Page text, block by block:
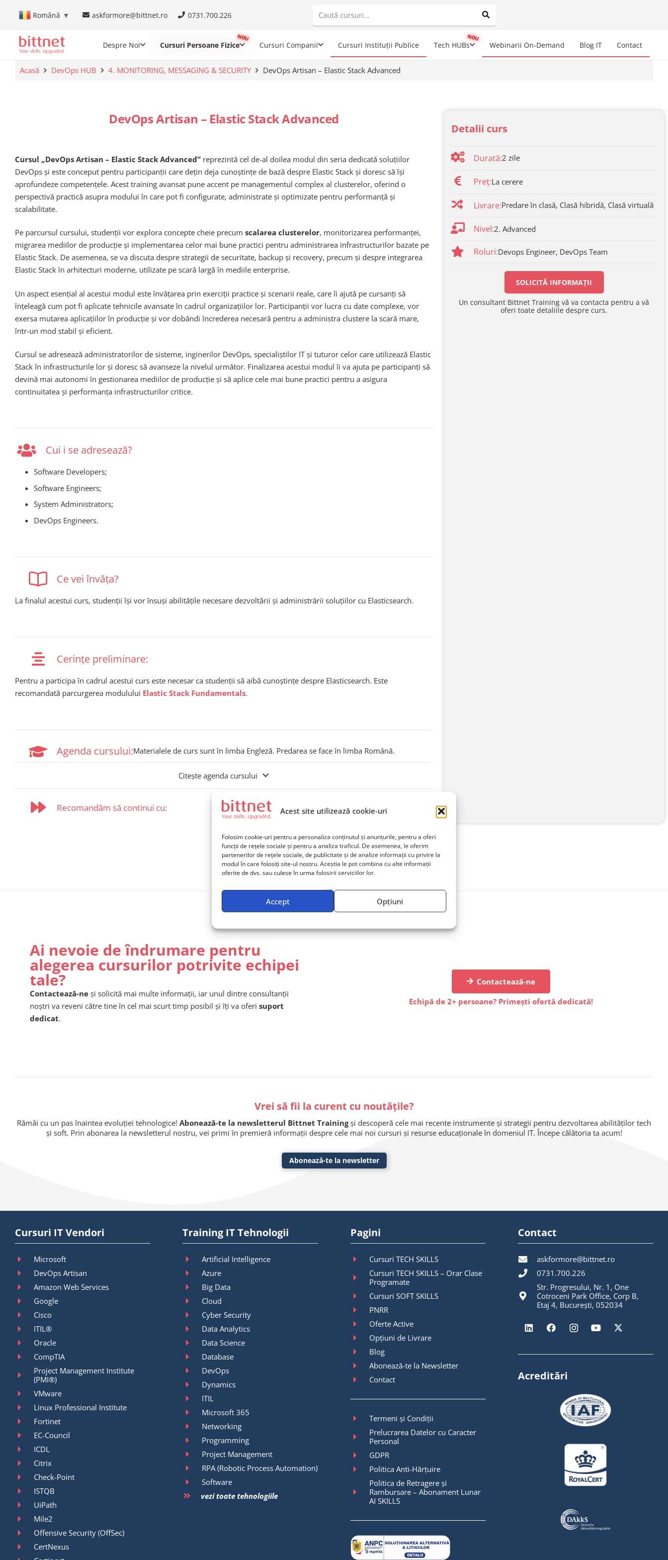
Acest site utilizează cookie-uri
Folosim cookie-uri pentru a personaliza conținutul și anunțurile, pentru a oferi
funcții de rețele sociale și pentru a analiza traficul. De asemenea, le oferim
partenerilor de rețele sociale, de publicitate și de analize informații cu privire la
modul în care folosiți site-ul nostru. Aceștia le pot combina cu alte informații
oferite de dvs. sau culese în urma folosirii serviciilor lor.
Accept Opțiuni
Română ▼ askformore@bittnet.ro 0731.700.226
When autocomplete results are available use up and down arrows to
Despre Noi Cursuri Persoane Fizice Cursuri Companii Cursuri Instituții Publice Tech HUBs Webinarii On-Demand Blog IT Contact
Acasă DevOps HUB 4. MONITORING, MESSAGING & SECURITY DevOps Artisan – Elastic Stack Advanced
DevOps Artisan – Elastic Stack Advanced
Cursul „DevOps Artisan – Elastic Stack Advanced” reprezintă cel de-al doilea modul din seria dedicată soluțiilor
DevOps și este conceput pentru participanții care dețin deja cunoștințe de bază despre Elastic Stack și doresc să își
aprofundeze competențele. Acest training avansat pune accent pe managementul complex al clusterelor, oferind o
perspectivă practică asupra modului în care pot fi configurate, administrate și optimizate pentru performanță și
scalabilitate.
Pe parcursul cursului, studenții vor explora concepte cheie precum scalarea clusterelor, monitorizarea performanței,
migrarea mediilor de producție și implementarea celor mai bune practici pentru administrarea infrastructurilor bazate pe
Elastic Stack. De asemenea, se va discuta despre strategii de securitate, backup și recovery, precum și despre integrarea
Elastic Stack în arhitecturi moderne, utilizate pe scară largă în mediile enterprise.
Un aspect esențial al acestui modul este învățarea prin exerciții practice și scenarii reale, care îi ajută pe cursanți să
înțeleagă cum pot fi aplicate tehnicile avansate în cadrul organizațiilor lor. Participanții vor lucra cu date complexe, vor
exersa mutarea aplicațiilor în producție și vor dobândi încrederea necesară pentru a administra clustere la scară mare,
într-un mod stabil și eficient.
Cursul se adresează administratorilor de sisteme, inginerilor DevOps, specialiștilor IT și tuturor celor care utilizează Elastic
Stack în infrastructurile lor și doresc să avanseze la nivelul următor. Finalizarea acestui modul îi va ajuta pe participanți să
devină mai autonomi în gestionarea mediilor de producție și să aplice cele mai bune practici pentru a asigura
continuitatea și performanța infrastructurilor critice.
Cui i se adresează?
Software Developers;
Software Engineers;
System Administrators;
DevOps Engineers.
Ce vei învăța?
La finalul acestui curs, studenții își vor însuși abilitățile necesare dezvoltării și administrării soluțiilor cu Elasticsearch.
Cerințe preliminare:
Pentru a participa în cadrul acestui curs este necesar ca studenții să aibă cunoștințe despre Elasticsearch. Este
recomandată parcurgerea modulului Elastic Stack Fundamentals.
Agenda cursului:Materialele de curs sunt în limba Engleză. Predarea se face în limba Română.
Citește agenda cursului
Recomandăm să continui cu: Programe de certificare
Detalii curs
Durată:2 zile
Preț:La cerere
Livrare:Predare în clasă, Clasă hibridă, Clasă virtuală
Nivel:2. Advanced
Roluri:Devops Engineer, DevOps Team
SOLICITĂ INFORMAȚII
Ai nevoie de îndrumare pentru
alegerea cursurilor potrivite echipei
tale?
Contactează-ne și solicită mai multe informații, iar unul dintre consultanții
noștri va reveni către tine în cel mai scurt timp posibil și îți va oferi suport
dedicat.
Contactează-ne
Echipă de 2+ persoane? Primești ofertă dedicată!
Vrei să fii la curent cu noutățile?
Rămâi cu un pas înaintea evoluției tehnologice! Abonează-te la newsletterul Bittnet Trainingși descoperă cele mai recente instrumente și strategii pentru dezvoltarea abilităților tech
și soft. Prin abonarea la newsletterul nostru, vei primi în premieră informații despre cele mai noi cursuri și resurse educaționale în domeniul IT. Începe călătoria ta acum!
Abonează-te la newsletter
Cursuri IT Vendori
Microsoft
DevOps Artisan
Amazon Web Services
Google
Cisco
ITIL®
Oracle
CompTIA
Project Management Institute
(PMI®)
VMware
Linux Professional Institute
Fortinet
EC-Council
ICDL
Citrix
Check-Point
ISTQB
UiPath
Mile2
Offensive Security (OffSec)
CertNexus
Training IT Tehnologii
Artificial Intelligence
Azure
Big Data
Cloud
Cyber Security
Data Analytics
Data Science
Database
DevOps
Dynamics
ITIL
Microsoft 365
Networking
Programming
Project Management
RPA (Robotic Process Automation)
Software
vezi toate tehnologiile
Pagini
Cursuri TECH SKILLS
Cursuri TECH SKILLS – Orar Clase
Programate
Cursuri SOFT SKILLS
PNRR
Oferte Active
Opțiuni de Livrare
Blog
Abonează-te la Newsletter
Contact
Termeni și Condiții
Prelucrarea Datelor cu Caracter
Personal
GDPR
Politica Anti-Hărțuire
Politica de Retragere și
Rambursare – Abonament Lunar
AI SKILLS
Contact
askformore@bittnet.ro
0731.700.226
Str. Progresului, Nr. 1, One
Cotroceni Park Office, Corp B,
Etaj 4, București, 052034
Acreditări